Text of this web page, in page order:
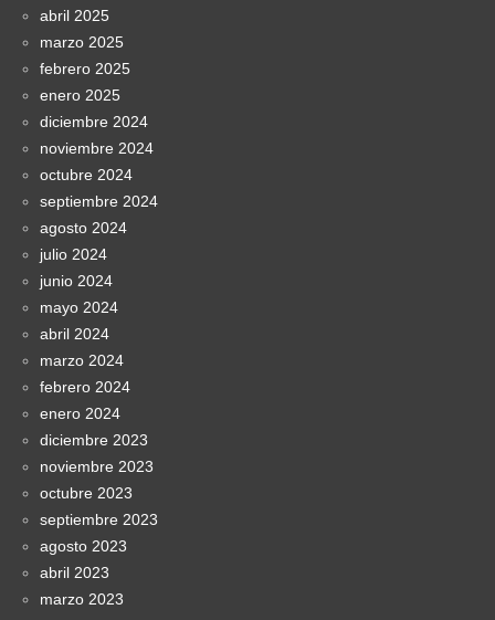
abril 2025
marzo 2025
febrero 2025
enero 2025
diciembre 2024
noviembre 2024
octubre 2024
septiembre 2024
agosto 2024
julio 2024
junio 2024
mayo 2024
abril 2024
marzo 2024
febrero 2024
enero 2024
diciembre 2023
noviembre 2023
octubre 2023
septiembre 2023
agosto 2023
abril 2023
marzo 2023